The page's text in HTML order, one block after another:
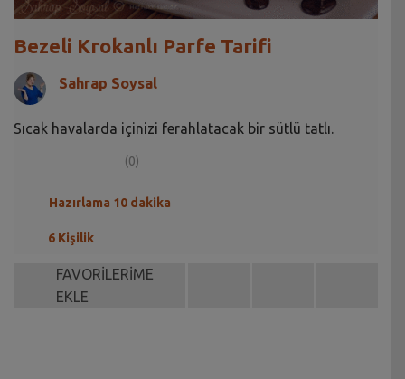
Bezeli Krokanlı Parfe Tarifi
Sahrap Soysal
Sıcak havalarda içinizi ferahlatacak bir sütlü tatlı.
(0)
Hazırlama 10 dakika
6 Kişilik
FAVORİLERİME
EKLE